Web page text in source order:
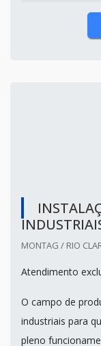
MONTAG / RIO
Atendimento
O campo de
industriais para
pleno